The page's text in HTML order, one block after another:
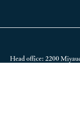
Head office: 2200